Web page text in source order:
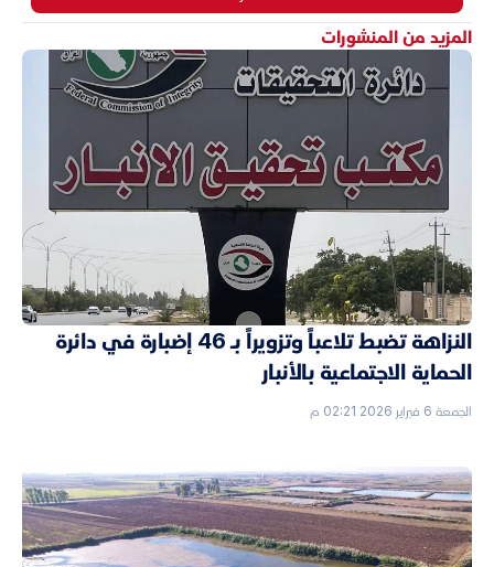
المزيد من المنشورات
النزاهة تضبط تلاعباً وتزويراً بـ 46 إضبارة في دائرة
الحماية الاجتماعية بالأنبار
الجمعة 6 فبراير 2026 02:21 م